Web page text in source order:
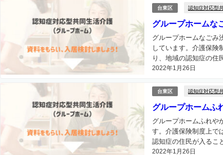
台東区 認知症対応型
グループホームな
2022年1月26日
グループホームなごみ
しています。介護保険
り、地域の認知症の住
台東区 認知症対応型
グループホームふ
2022年1月26日
グループホームふれや
す。介護保険制度上で
認知症の住民が入るこ